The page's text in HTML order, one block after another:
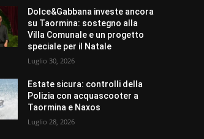
Dolce&Gabbana investe ancora
su Taormina: sostegno alla
Villa Comunale e un progetto
speciale per il Natale
Luglio 30, 2026
Estate sicura: controlli della
Polizia con acquascooter a
Taormina e Naxos
Luglio 28, 2026